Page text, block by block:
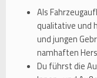
Als
qualitative und
und jungen
namhaften
Du führst die